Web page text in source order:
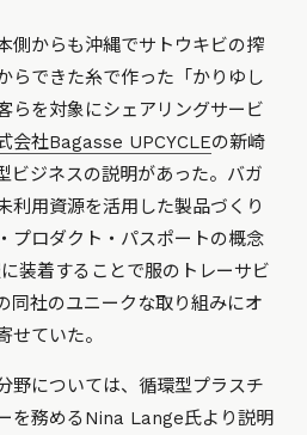
側からも沖縄でサトウキビの搾
らできた糸で作った「かりゆし
らを対象にシェアリングサービ
会社Bagasse UPCYCLEの新崎
ビジネスの説明があった。バガ
利用資源を活用した製品づくり
プロダクト・パスポートの概念
装着することで服のトレーサビ
同社のユニークな取り組みにオ
せていた。
野については、循環型プラスチ
を務めるNina Lange氏より説明